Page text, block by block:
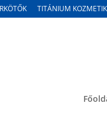
TITÁNIUM